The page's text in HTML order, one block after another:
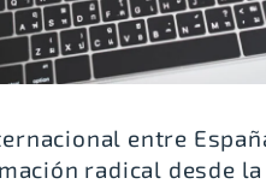
entre
radical desde